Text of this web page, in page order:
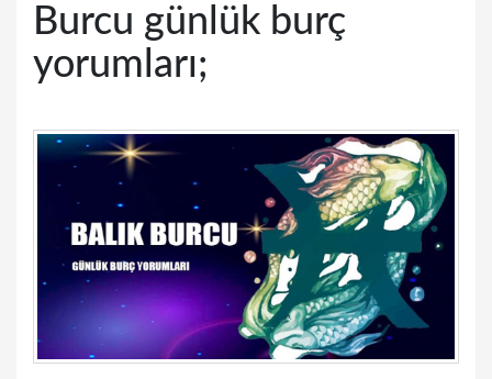
Burcu günlük burç
yorumları;